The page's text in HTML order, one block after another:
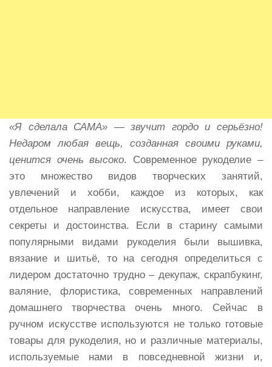
«Я сделала САМА» — звучит гордо и серьёзно!
Недаром любая вещь, созданная своими руками,
ценится очень высоко. Современное рукоделие –
это множество видов творческих занятий,
увлечений и хобби, каждое из которых, как
отдельное направление искусства, имеет свои
секреты и достоинства. Если в старину самыми
популярными видами рукоделия были вышивка,
вязание и шитьё, то на сегодня определиться с
лидером достаточно трудно – декупаж, скрапбукинг,
валяние, флористика, современных направлений
домашнего творчества очень много. Сейчас в
ручном искусстве используются не только готовые
товары для рукоделия, но и различные материалы,
используемые нами в повседневной жизни и,